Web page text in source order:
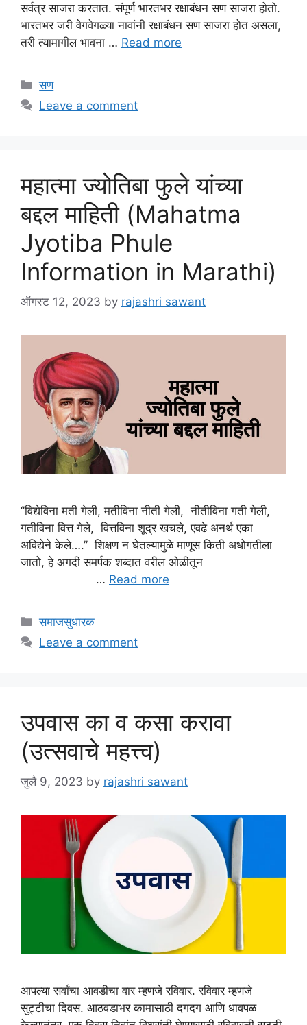
सर्वत्र साजरा करतात. संपूर्ण भारतभर रक्षाबंधन सण साजरा होतो.
भारतभर जरी वेगवेगळ्या नावांनी रक्षाबंधन सण साजरा होत असला,
तरी त्यामागील भावना … Read more
Categories
सण
Leave a comment
महात्मा ज्योतिबा फुले यांच्या
बद्दल माहिती (Mahatma
Jyotiba Phule
Information in Marathi)
ऑगस्ट 12, 2023 by rajashri sawant
‘’विद्येविना मती गेली, मतीविना नीती गेली, नीतीविना गती गेली,
गतीविना वित्त गेले, वित्तविना शूद्र खचले, एवढे अनर्थ एका
अविद्येने केले….’’ शिक्षण न घेतल्यामुळे माणूस किती अधोगतीला
जातो, हे अगदी समर्पक शब्दात वरील ओळीतून
… Read more
Categories
समाजसुधारक
Leave a comment
उपवास का व कसा करावा
(उत्सवाचे महत्त्व)
जुलै 9, 2023 by rajashri sawant
आपल्या सर्वांचा आवडीचा वार म्हणजे रविवार. रविवार म्हणजे
सुट्टीचा दिवस. आठवडाभर कामासाठी दगदग आणि धावपळ